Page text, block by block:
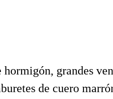
grandes
de cuero